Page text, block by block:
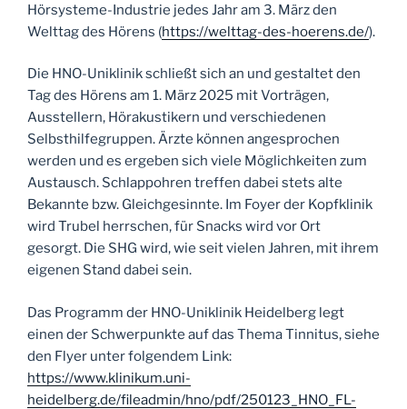
Hörsysteme-Industrie jedes Jahr am 3. März den
Welttag des Hörens (https://welttag-des-hoerens.de/).
Die HNO-Uniklinik schließt sich an und gestaltet den
Tag des Hörens am 1. März 2025 mit Vorträgen,
Ausstellern, Hörakustikern und verschiedenen
Selbsthilfegruppen. Ärzte können angesprochen
werden und es ergeben sich viele Möglichkeiten zum
Austausch. Schlappohren treffen dabei stets alte
Bekannte bzw. Gleichgesinnte. Im Foyer der Kopfklinik
wird Trubel herrschen, für Snacks wird vor Ort
gesorgt. Die SHG wird, wie seit vielen Jahren, mit ihrem
eigenen Stand dabei sein.
Das Programm der HNO-Uniklinik Heidelberg legt
einen der Schwerpunkte auf das Thema Tinnitus, siehe
den Flyer unter folgendem Link:
https://www.klinikum.uni-
heidelberg.de/fileadmin/hno/pdf/250123_HNO_FL-